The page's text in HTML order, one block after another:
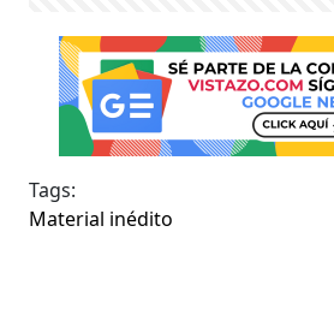
Tags:
Material inédito